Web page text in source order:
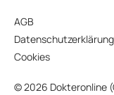
AGB
Cookies
© 2026 Dokteronline